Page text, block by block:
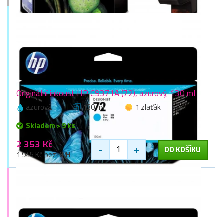
Originální inkoust HP C9371A (72), azurový, 130 ml
azurová 130 ml
1 zlaťák
Skladem > 9 ks
2 353 Kč
1 945 Kč bez DPH - + DO KOŠÍKU